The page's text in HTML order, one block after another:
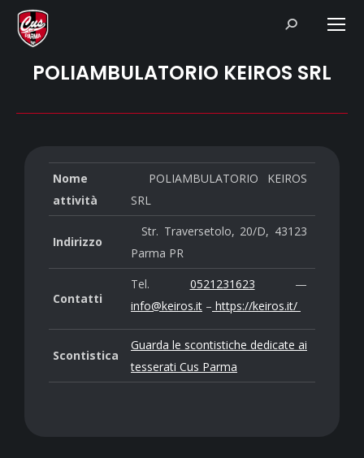
Search:
POLIAMBULATORIO KEIROS SRL
Nome
attività
POLIAMBULATORIO KEIROS
SRL
Indirizzo
Str. Traversetolo, 20/D, 43123
Parma PR
Contatti
Tel. 0521231623 —
info@keiros.it – https://keiros.it/
Scontistica
Guarda le scontistiche dedicate ai
tesserati Cus Parma